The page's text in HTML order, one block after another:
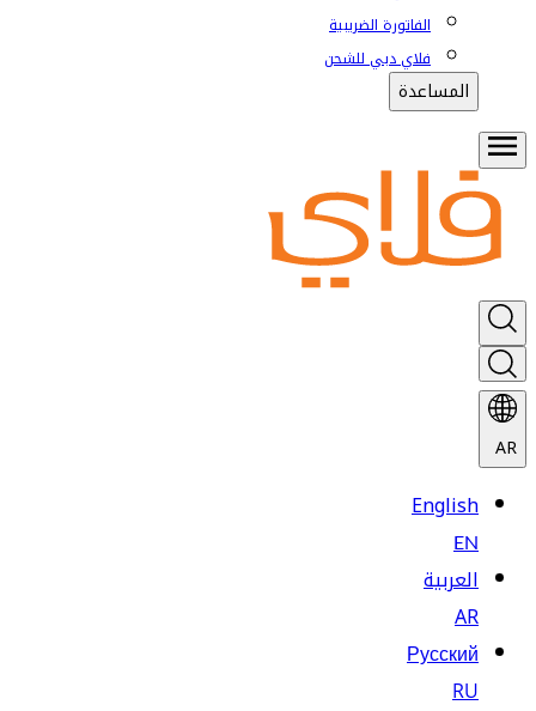
الفاتورة الضريبية
فلاي دبي للشحن
المساعدة
AR
English
EN
العربية
AR
Русский
RU